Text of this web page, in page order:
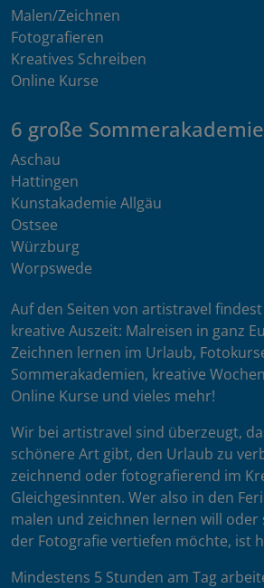
Malen/Zeichnen
Fotografieren
Kreatives Schreiben
Online Kurse
6 große
Aschau
Hattingen
Kunstakademie Allgäu
Ostsee
Würzburg
Worpswede
Auf den Seiten von artistravel
kreative Auszeit: Malreisen in ganz
Zeichnen lernen im Urlaub,
Sommerakademien, kreative
Online Kurse und vieles mehr!
Wir bei artistravel sind überzeugt,
schönere Art gibt, den Urlaub zu
zeichnend oder fotografierend im
Gleichgesinnten. Wer also in den
malen und zeichnen lernen will oder
der Fotografie vertiefen möchte, ist
Mindestens 5 Stunden am Tag